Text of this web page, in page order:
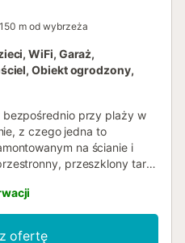
150 m od wybrzeża
WiFi, Garaż,
Obiekt ogrodzony,
bezpośrednio przy plaży w
z czego jedna to
na ścianie i
przeszklony taras
Do dyspozycji są 2 w pełni
Otwarta kuchnia
w pełni wyposażona w
ofertę